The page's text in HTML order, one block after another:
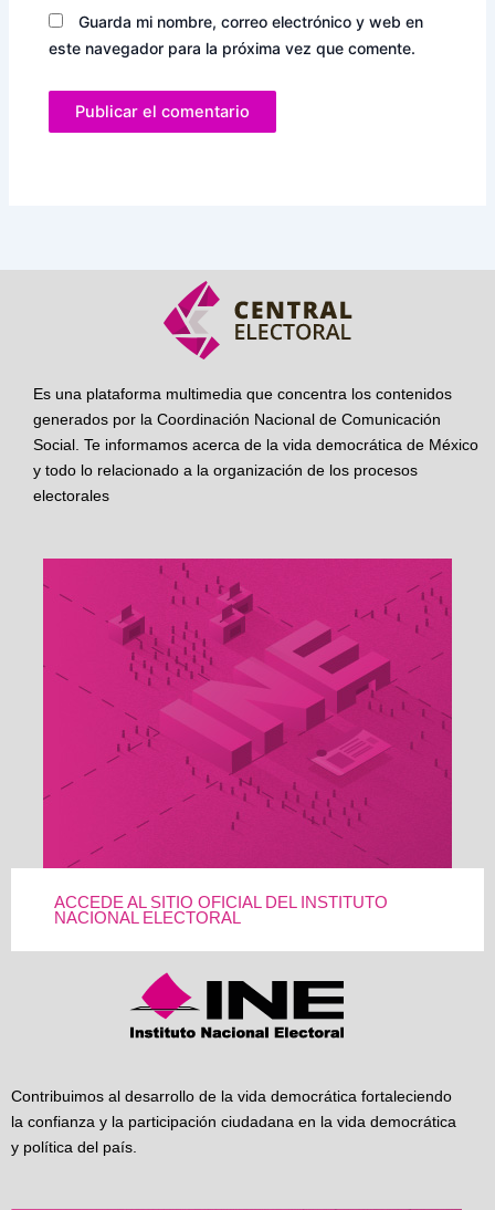
Guarda mi nombre, correo electrónico y web en
este navegador para la próxima vez que comente.
Es una plataforma multimedia que concentra los contenidos
generados por la Coordinación Nacional de Comunicación
Social. Te informamos acerca de la vida democrática de México
y todo lo relacionado a la organización de los procesos
electorales
ACCEDE AL SITIO OFICIAL DEL INSTITUTO
NACIONAL ELECTORAL
Contribuimos al desarrollo de la vida democrática fortaleciendo
la confianza y la participación ciudadana en la vida democrática
y política del país.